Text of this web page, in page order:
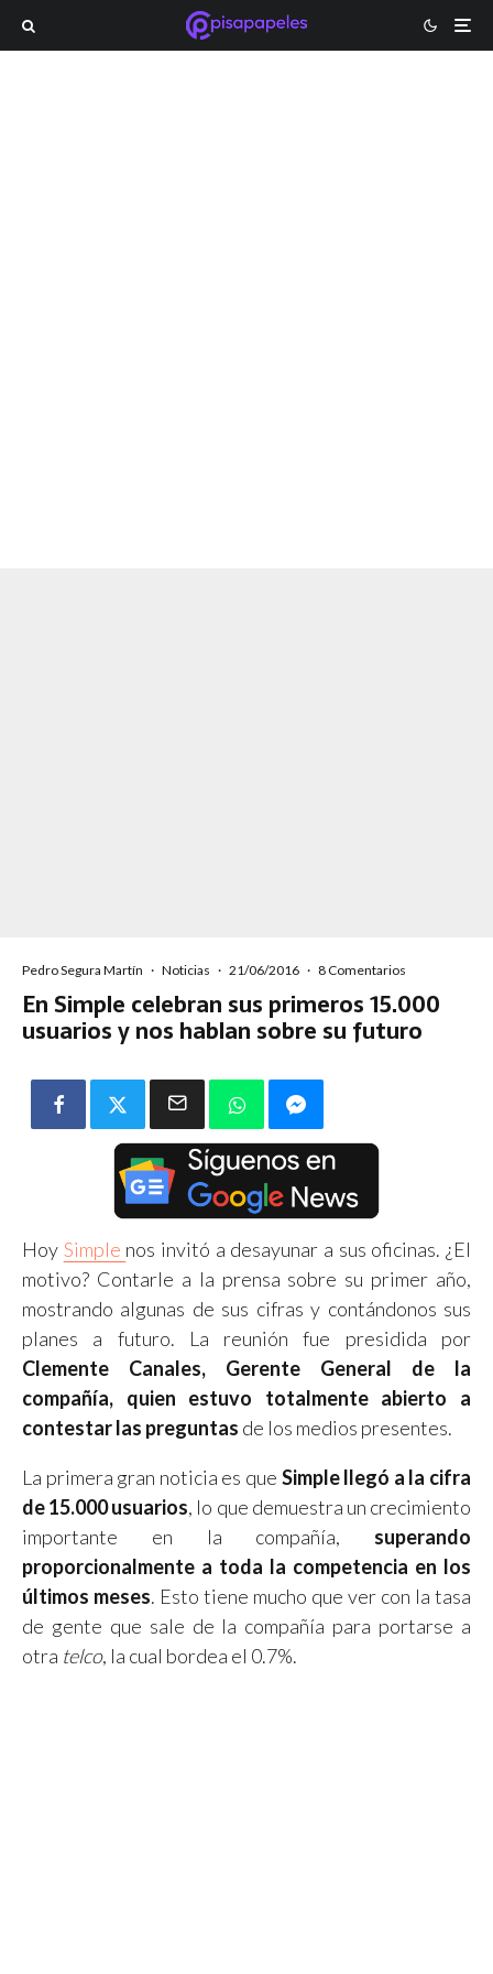
Pedro Segura Martín · Noticias · 21/06/2016 · 8 Comentarios
En Simple celebran sus primeros 15.000
usuarios y nos hablan sobre su futuro
Hoy Simple nos invitó a desayunar a sus oficinas. ¿El
motivo? Contarle a la prensa sobre su primer año,
mostrando algunas de sus cifras y contándonos sus
planes a futuro. La reunión fue presidida por
Clemente Canales, Gerente General de la
compañía, quien estuvo totalmente abierto a
contestar las preguntas de los medios presentes.
La primera gran noticia es que Simple llegó a la cifra
de 15.000 usuarios, lo que demuestra un crecimiento
importante en la compañía, superando
proporcionalmente a toda la competencia en los
últimos meses. Esto tiene mucho que ver con la tasa
de gente que sale de la compañía para portarse a
otra telco, la cual bordea el 0.7%.